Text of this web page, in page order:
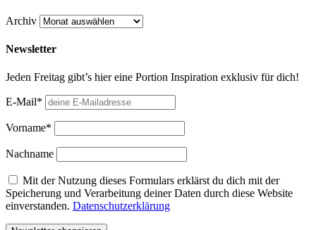
Archiv
Newsletter
Jeden Freitag gibt’s hier eine Portion Inspiration exklusiv für dich!
E-Mail*
Vorname*
Nachname
Mit der Nutzung dieses Formulars erklärst du dich mit der
Speicherung und Verarbeitung deiner Daten durch diese Website
einverstanden. Datenschutzerklärung